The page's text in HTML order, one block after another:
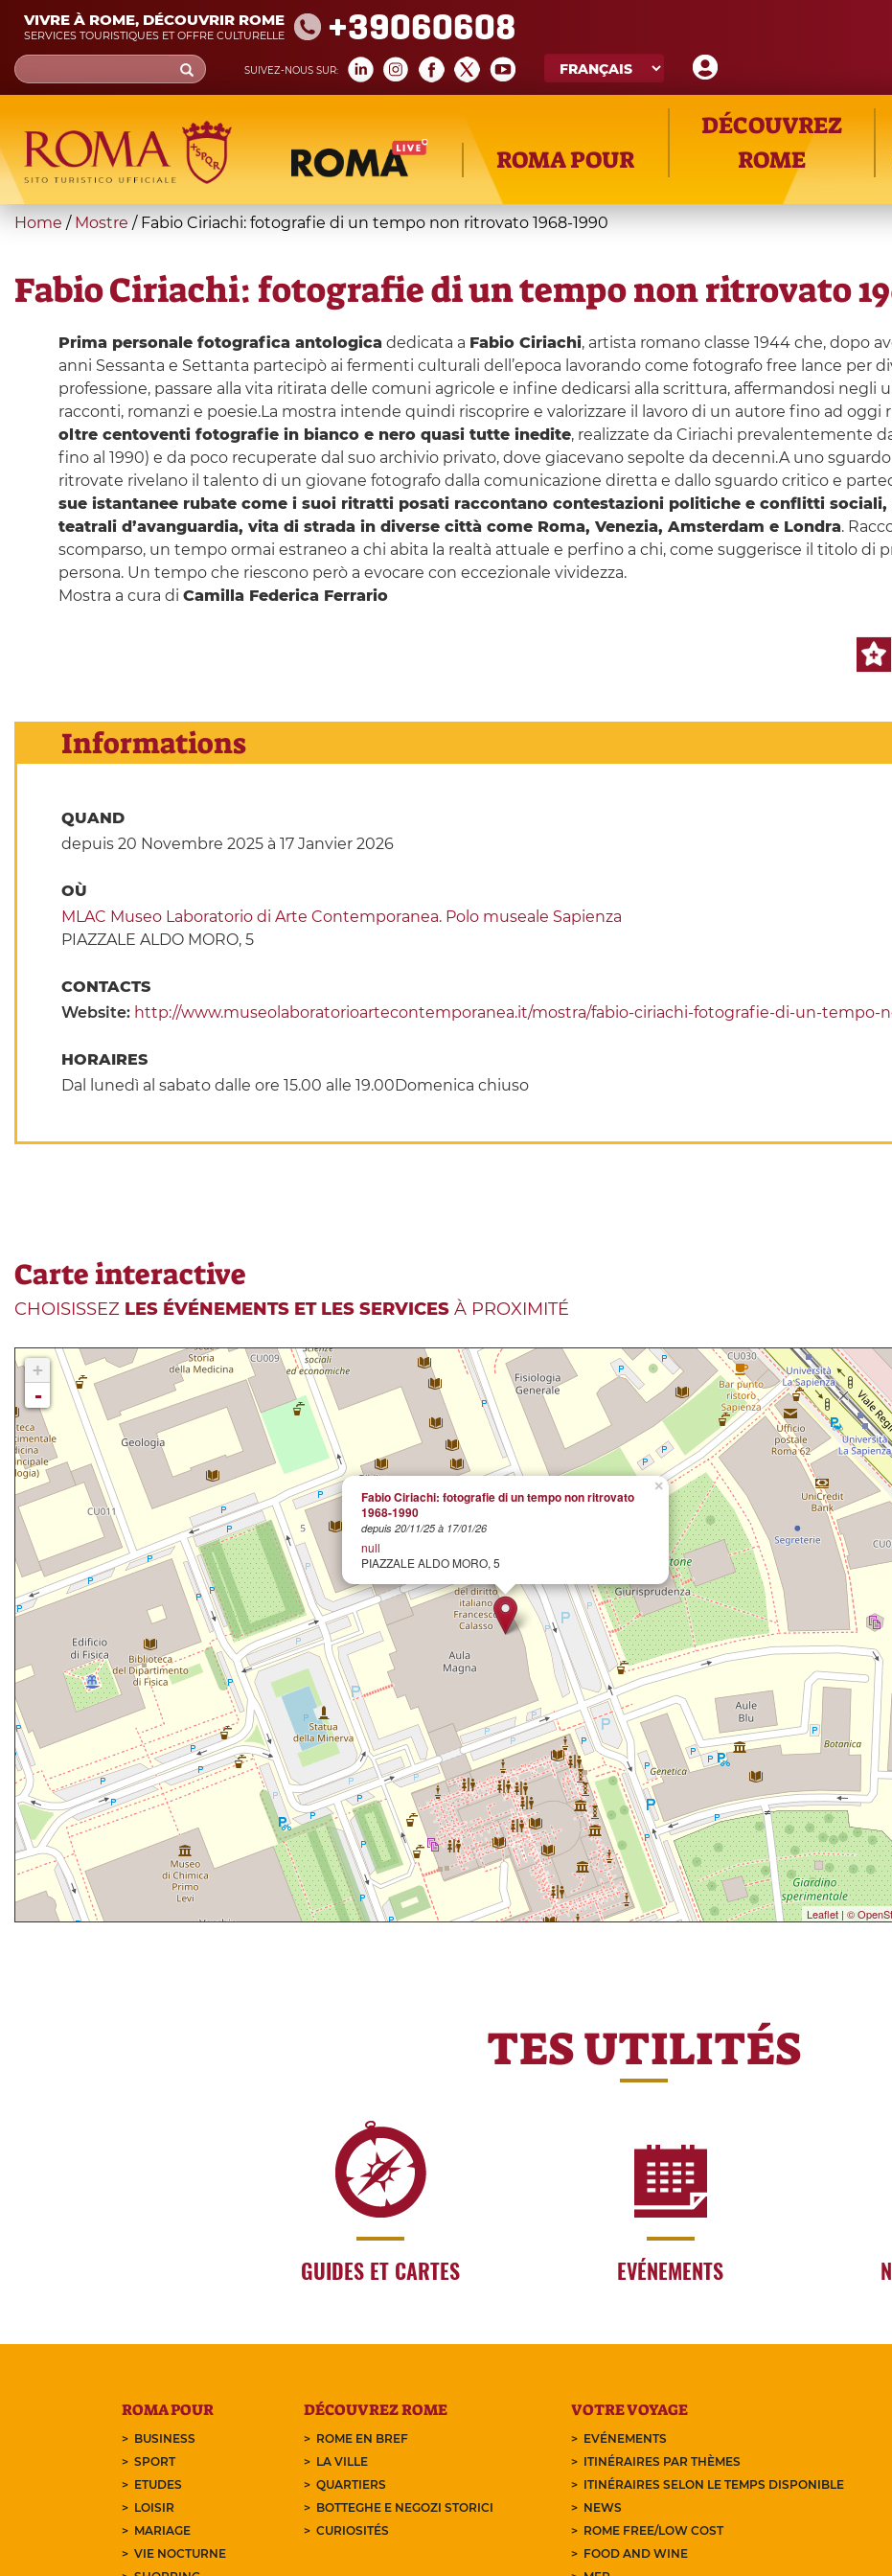
Skip
main
content
VIVRE À ROME, DÉCOUVRIR ROME
SERVICES TOURISTIQUES ET OFFRE CULTURELLE +39060608
SUIVEZ-NOUS SUR:
Search
form
Recherche
ROMA POUR
DÉCOUVREZ
ROME
You
here
Home / Mostre / Fabio Ciriachi: fotografie di un tempo non ritrovato 1968-1990
Fabio Ciriachi: fotografie di un tempo non ritrovato
Prima personale fotografica antologica dedicata a Fabio Ciriachi, artista romano classe 1944 che, dopo
anni Sessanta e Settanta partecipò ai fermenti culturali dell’epoca lavorando come fotografo free lance per
professione, passare alla vita ritirata delle comuni agricole e infine dedicarsi alla scrittura, affermandosi
racconti, romanzi e poesie.La mostra intende quindi riscoprire e valorizzare il lavoro di un autore fino ad oggi
oltre centoventi fotografie in bianco e nero quasi tutte inedite, realizzate da Ciriachi prevalentemente
fino al 1990) e da poco recuperate dal suo archivio privato, dove giacevano sepolte da decenni.A uno
ritrovate rivelano il talento di un giovane fotografo dalla comunicazione diretta e dallo sguardo critico e
sue istantanee rubate come i suoi ritratti posati raccontano contestazioni politiche e conflitti
teatrali d’avanguardia, vita di strada in diverse città come Roma, Venezia, Amsterdam e Londra.
scomparso, un tempo ormai estraneo a chi abita la realtà attuale e perfino a chi, come suggerisce il titolo di
persona. Un tempo che riescono però a evocare con eccezionale vividezza.
Mostra a cura di Camilla Federica Ferrario
Informations
QUAND
depuis 20 Novembre 2025à 17 Janvier 2026
OÙ
MLAC Museo Laboratorio di Arte Contemporanea. Polo museale Sapienza
PIAZZALE ALDO MORO, 5
CONTACTS
Website: http://www.museolaboratorioartecontemporanea.it/mostra/fabio-ciriachi-fotografie-di-un-tempo-
HORAIRES
Dal lunedì al sabato dalle ore 15.00 alle 19.00Domenica chiuso
Carte interactive
CHOISISSEZ LES ÉVÉNEMENTS ET LES SERVICES À PROXIMITÉ
×
Fabio Ciriachi: fotografie di un tempo non ritrovato
1968-1990
depuis 20/11/25 à 17/01/26
null
PIAZZALE ALDO MORO, 5
+
-
Leaflet | ©
TES UTILITÉS
GUIDES ET CARTES EVÉNEMENTS
ROMA POUR
BUSINESS
SPORT
ETUDES
LOISIR
MARIAGE
VIE NOCTURNE
DÉCOUVREZ ROME
ROME EN BREF
LA VILLE
QUARTIERS
BOTTEGHE E NEGOZI STORICI
CURIOSITÉS
VOTRE VOYAGE
EVÉNEMENTS
ITINÉRAIRES PAR THÈMES
ITINÉRAIRES SELON LE TEMPS DISPONIBLE
NEWS
ROME FREE/LOW COST
FOOD AND WINE